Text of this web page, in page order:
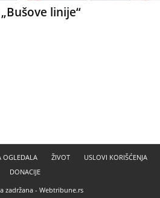
linije“
OGLEDALA ŽIVOT
USLOVI KORIŠĆENJA
DONACIJE
zadržana - Webtribune.rs